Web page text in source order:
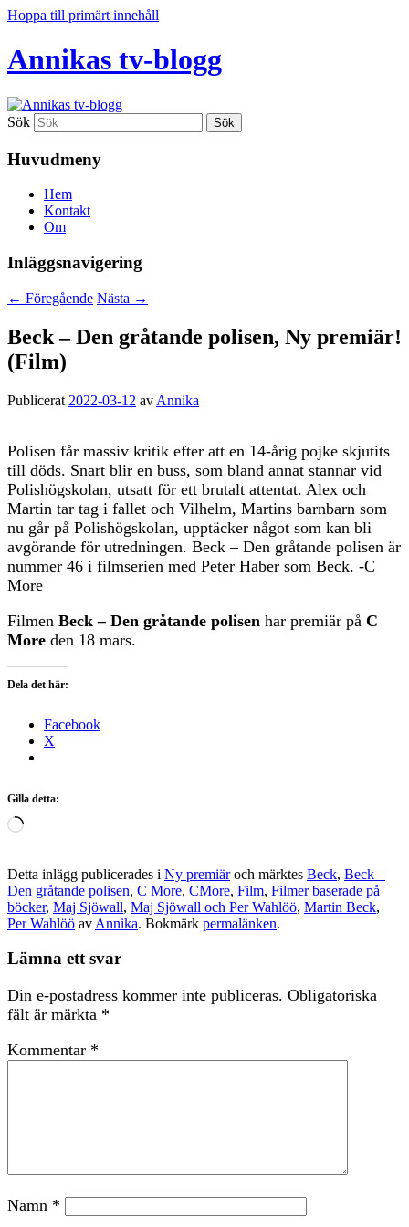
Hoppa till primärt innehåll
Annikas tv-blogg
Sök
Huvudmeny
Hem
Kontakt
Om
Inläggsnavigering
← Föregående Nästa →
Beck – Den gråtande polisen, Ny premiär!
(Film)
Publicerat 2022-03-12 av Annika
Polisen får massiv kritik efter att en 14-årig pojke skjutits
till döds. Snart blir en buss, som bland annat stannar vid
Polishögskolan, utsatt för ett brutalt attentat. Alex och
Martin tar tag i fallet och Vilhelm, Martins barnbarn som
nu går på Polishögskolan, upptäcker något som kan bli
avgörande för utredningen. Beck – Den gråtande polisen är
nummer 46 i filmserien med Peter Haber som Beck. -C
More
Filmen Beck – Den gråtande polisen har premiär på C
More den 18 mars.
Dela det här:
Facebook
X
Gilla detta:
Laddar
Detta inlägg publicerades i Ny premiäroch märktes Beck, Beck –
Den gråtande polisen, C More, CMore, Film, Filmer baserade på
böcker, Maj Sjöwall, Maj Sjöwall och Per Wahlöö, Martin Beck,
Per Wahlöö av Annika. Bokmärk permalänken.
Lämna ett svar
Din e-postadress kommer inte publiceras. Obligatoriska
fält är märkta *
Kommentar *
Namn *